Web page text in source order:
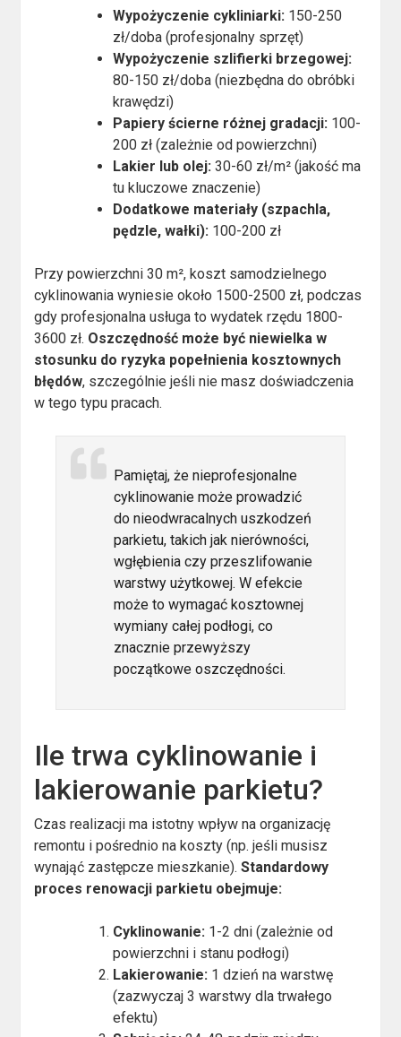
Wypożyczenie cykliniarki: 150-250
zł/doba (profesjonalny sprzęt)
Wypożyczenie szlifierki brzegowej:
80-150 zł/doba (niezbędna do obróbki
krawędzi)
Papiery ścierne różnej gradacji: 100-
200 zł (zależnie od powierzchni)
Lakier lub olej: 30-60 zł/m² (jakość ma
tu kluczowe znaczenie)
Dodatkowe materiały (szpachla,
pędzle, wałki): 100-200 zł
Przy powierzchni 30 m², koszt samodzielnego
cyklinowania wyniesie około 1500-2500 zł, podczas
gdy profesjonalna usługa to wydatek rzędu 1800-
3600 zł. Oszczędność może być niewielka w
stosunku do ryzyka popełnienia kosztownych
błędów, szczególnie jeśli nie masz doświadczenia
w tego typu pracach.
Pamiętaj, że nieprofesjonalne
cyklinowanie może prowadzić
do nieodwracalnych uszkodzeń
parkietu, takich jak nierówności,
wgłębienia czy przeszlifowanie
warstwy użytkowej. W efekcie
może to wymagać kosztownej
wymiany całej podłogi, co
znacznie przewyższy
początkowe oszczędności.
Ile trwa cyklinowanie i
lakierowanie parkietu?
Czas realizacji ma istotny wpływ na organizację
remontu i pośrednio na koszty (np. jeśli musisz
wynająć zastępcze mieszkanie).Standardowy
proces renowacji parkietu obejmuje:
Cyklinowanie: 1-2 dni (zależnie od
powierzchni i stanu podłogi)
Lakierowanie: 1 dzień na warstwę
(zazwyczaj 3 warstwy dla trwałego
efektu)